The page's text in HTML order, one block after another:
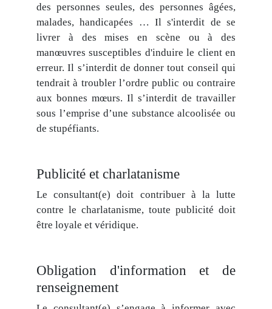
des personnes seules, des personnes âgées,
malades, handicapées … Il s'interdit de se
livrer à des mises en scène ou à des
manœuvres susceptibles d'induire le client en
erreur. Il s’interdit de donner tout conseil qui
tendrait à troubler l’ordre public ou contraire
aux bonnes mœurs. Il s’interdit de travailler
sous l’emprise d’une substance alcoolisée ou
de stupéfiants.
Publicité et charlatanisme
Le consultant(e) doit contribuer à la lutte
contre le charlatanisme, toute publicité doit
être loyale et véridique.
Obligation d'information et de
renseignement